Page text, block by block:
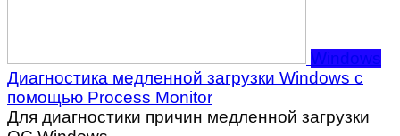
Windows
Диагностика медленной загрузки Windows с
помощью Process Monitor
Для диагностики причин медленной загрузки